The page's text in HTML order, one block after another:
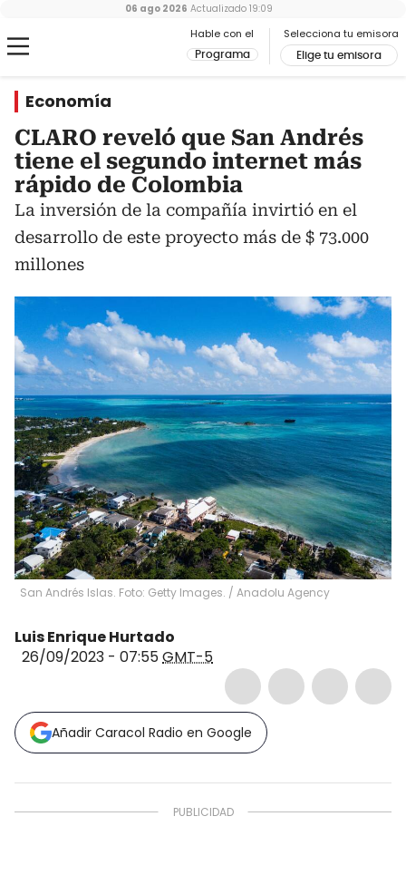
Hable con el
Programa
Selecciona tu emisora
Elige tu emisora
06 ago 2026 Actualizado 19:09
Economía
CLARO reveló que San Andrés
tiene el segundo internet más
rápido de Colombia
La inversión de la compañía invirtió en el
desarrollo de este proyecto más de $ 73.000
millones
San Andrés Islas. Foto: Getty Images. / Anadolu Agency
Luis Enrique Hurtado
26/09/2023 - 07:55GMT-5
Añadir Caracol Radio en Google